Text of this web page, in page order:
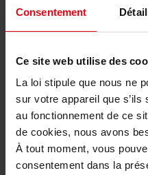
Consentement
Ce site web utilise des
La loi stipule que nous ne
sur votre appareil que
au fonctionnement de ce
de cookies, nous avons
À tout moment, vous
consentement dans la
Karakteristieken
Review Beleid inzake